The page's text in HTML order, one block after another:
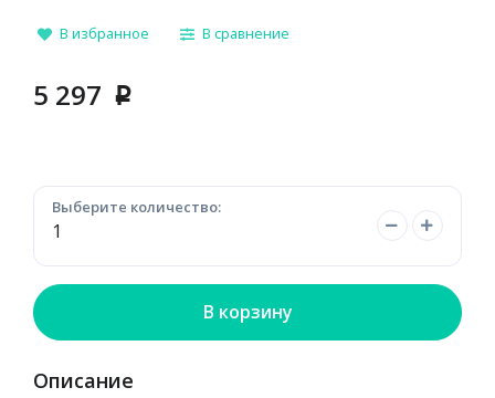
В избранное В сравнение
5 297 p
Выберите количество:
В корзину
Описание